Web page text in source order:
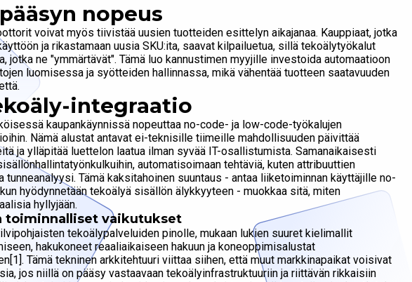
nopeus
voivat myös tiivistää uusien tuotteiden esittelyn aikajanaa. Kauppiaat, jotka
ja rikastamaan uusia SKU:ita, saavat kilpailuetua, sillä tekoälytyökalut
jotka ne "ymmärtävät". Tämä luo kannustimen myyjille investoida automaatioon
luomisessa ja syötteiden hallinnassa, mikä vähentää tuotteen saatavuuden
integraatio
kaupankäynnissä nopeuttaa no-code- ja low-code-työkalujen
Nämä alustat antavat ei-teknisille tiimeille mahdollisuuden päivittää
ja ylläpitää luettelon laatua ilman syvää IT-osallistumista. Samanaikaisesti
automatisoimaan tehtäviä, kuten attribuuttien
tunneanalyysi. Tämä kaksitahoinen suuntaus - antaa liiketoiminnan käyttäjille no-
hyödynnetään tekoälyä sisällön älykkyyteen - muokkaa sitä, miten
hyllyjään.
toiminnalliset vaikutukset
tekoälypalveluiden pinolle, mukaan lukien suuret kielimallit
hakukoneet reaaliaikaiseen hakuun ja koneoppimisalustat
Tämä tekninen arkkitehtuuri viittaa siihen, että muut markkinapaikat voisivat
jos niillä on pääsy vastaavaan tekoälyinfrastruktuuriin ja riittävän rikkaisiin